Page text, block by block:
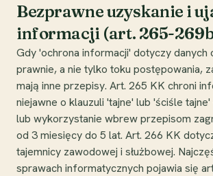
Bezprawne uzyskanie i
informacji (art. 265-
Gdy 'ochrona informacji' dotyczy danych
prawnie, a nie tylko toku postępowania,
mają inne przepisy. Art. 265 KK chroni
niejawne o klauzuli 'tajne' lub 'ściśle tajne'
lub wykorzystanie wbrew przepisom
od 3 miesięcy do 5 lat. Art. 266 KK
tajemnicy zawodowej i służbowej.
sprawach informatycznych pojawia się